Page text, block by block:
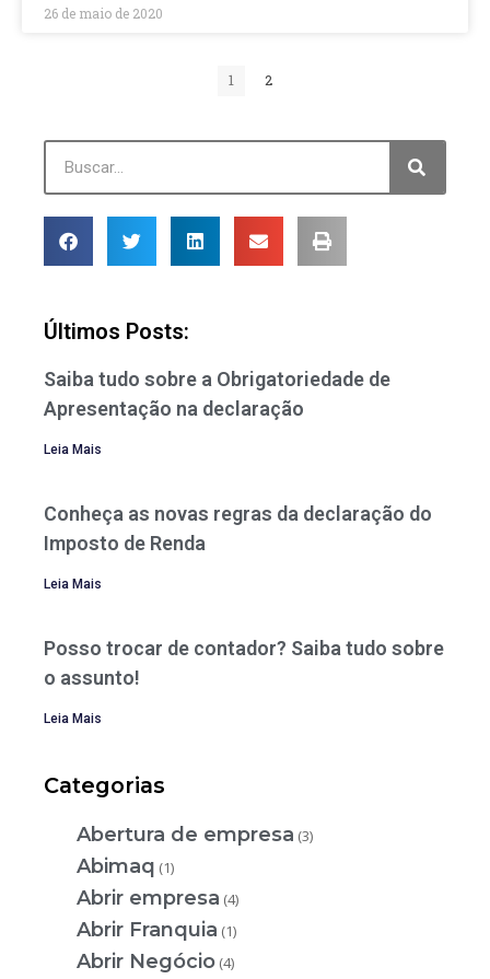
26 de maio de 2020
1 2
Últimos Posts:
Saiba tudo sobre a Obrigatoriedade de
Apresentação na declaração
Leia Mais
Conheça as novas regras da declaração do
Imposto de Renda
Leia Mais
Posso trocar de contador? Saiba tudo sobre
o assunto!
Leia Mais
Categorias
Abertura de empresa (3)
Abimaq (1)
Abrir empresa (4)
Abrir Franquia (1)
Abrir Negócio (4)